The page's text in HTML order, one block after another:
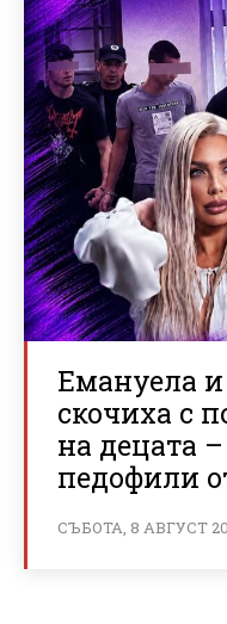
Емануела
скочиха с
на децата
педофили
СЪБОТА, 8 АВГУСТ